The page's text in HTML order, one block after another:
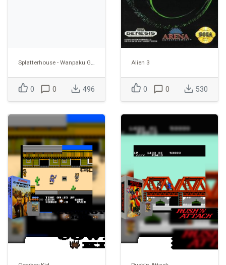
Splatterhouse - Wanpaku Graffiti
0 0 496
Alien 3
0 0 530